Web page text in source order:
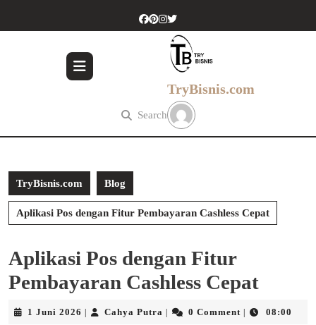
TryBisnis.com
Search
TryBisnis.com Blog
Aplikasi Pos dengan Fitur Pembayaran Cashless Cepat
Aplikasi Pos dengan Fitur
Pembayaran Cashless Cepat
1 Juni 2026 1
Cahya Putra Cahya0 Comment 08:00